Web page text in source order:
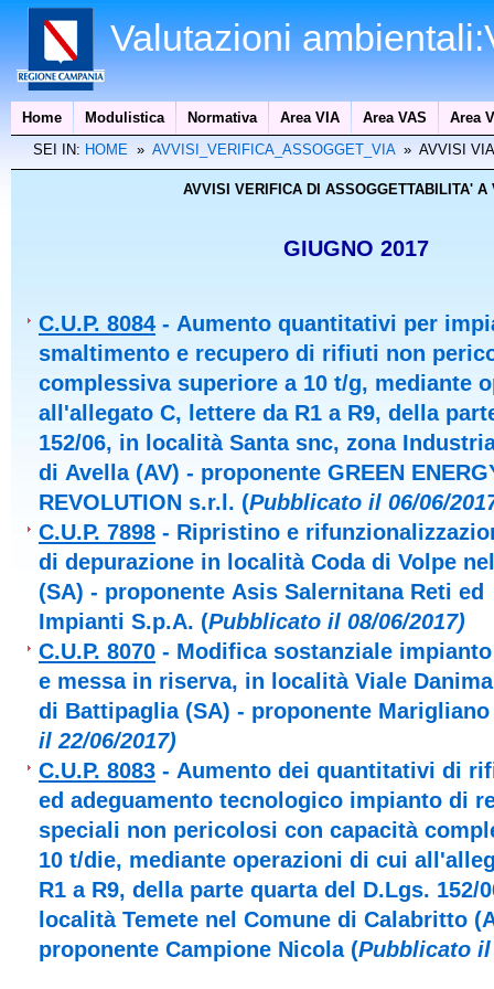
Valutazioni
Home Modulistica Normativa Area VIA Area VAS
Area
SEI IN: HOME » AVVISI_VERIFICA_ASSOGGET_VIA» AVVISI VIA
AVVISI VERIFICA DI ASSOGGETTABILITA' A
GIUGNO 2017
C.U.P. 8084 - Aumento quantitativi per
smaltimento e recupero di rifiuti non
complessiva superiore a 10 t/g, mediante
all'allegato C, lettere da R1 a R9, della
152/06, in località Santa snc, zona
di Avella (AV) - proponente GREEN
REVOLUTION s.r.l. (Pubblicato il 06/06/
C.U.P. 7898 - Ripristino e
di depurazione in località Coda di Volpe
(SA) - proponente Asis Salernitana Reti ed
Impianti S.p.A. (Pubblicato il 08/06/2017)
C.U.P. 8070 - Modifica sostanziale
e messa in riserva, in località Viale
di Battipaglia (SA) - proponente
il 22/06/2017)
C.U.P. 8083 - Aumento dei quantitativi di
ed adeguamento tecnologico impianto di
speciali non pericolosi con capacità
10 t/die, mediante operazioni di cui
R1 a R9, della parte quarta del D.Lgs. 152/
località Temete nel Comune di Calabritto
proponente Campione Nicola (Pubblicato il